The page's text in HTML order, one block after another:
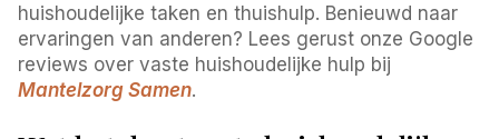
huishoudelijke taken en thuishulp. Benieuwd naar
ervaringen van anderen? Lees gerust onze Google
reviews over vaste huishoudelijke hulp bij
Mantelzorg Samen.